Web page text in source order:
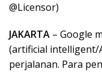
@Licensor)
JAKARTA – Google
(artificial intelligent/
perjalanan. Para